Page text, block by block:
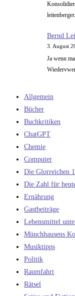
Bernd
3. August
Ja wenn
Allgemein
Bücher
Buchkritiken
ChatGPT
Chemie
Computer
Die Glorreichen
Die Zahl für
Ernährung
Gastbeiträge
Lebensmittel
Münchhausens
Musiktipps
Politik
Raumfahrt
Rätsel